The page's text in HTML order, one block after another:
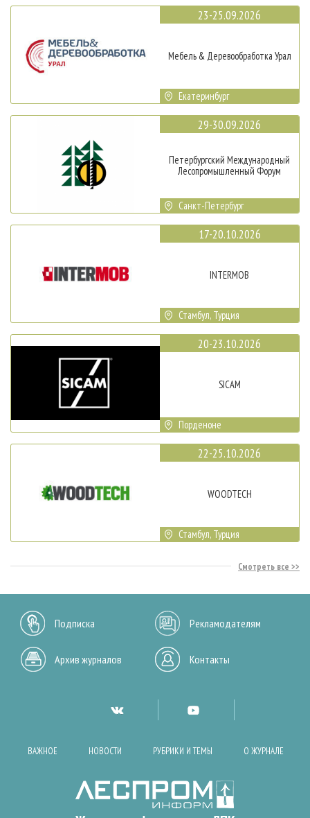
23-25.09.2026
Мебель & Деревообработка Урал
Екатеринбург
29-30.09.2026
Петербургский Международный
Лесопромышленный Форум
Санкт-Петербург
17-20.10.2026
INTERMOB
Стамбул, Турция
20-23.10.2026
SICAM
Порденоне
22-25.10.2026
WOODTECH
Стамбул, Турция
Смотреть все
Подписка Рекламодателям
Архив журналов Контакты
ВАЖНОЕ НОВОСТИ РУБРИКИ И ТЕМЫ О ЖУРНАЛЕ